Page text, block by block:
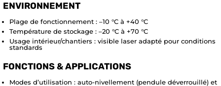
ENVIRONNEMENT
Plage de fonctionnement : –10 °C à +40 °C
Température de stockage : –20 °C à +70 °C
Usage intérieur/chantiers : visible laser adapté pour conditions
standards
FONCTIONS & APPLICATIONS
Modes d’utilisation : auto-nivellement (pendule déverrouillé) et